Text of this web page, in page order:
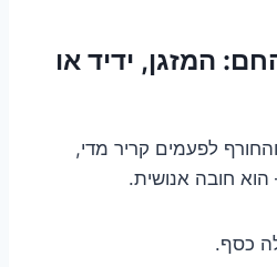
המזגן, ידיד או
לפעמים קריר מדי,
חובה אנושית.
כסף.